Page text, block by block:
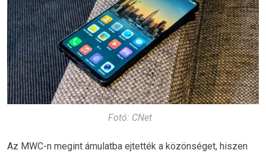
Fotó: CNet
Az MWC-n megint ámulatba ejtették a közönséget, hiszen